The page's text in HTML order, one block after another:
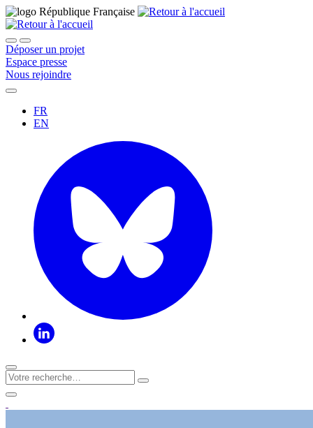
Déposer un projet
Espace presse
Nous rejoindre
FR
EN